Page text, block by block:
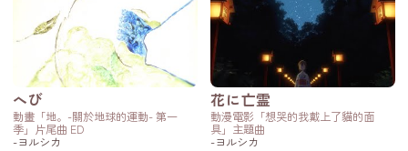
へび
動畫「地。-關於地球的運動- 第一
季」片尾曲 ED
-ヨルシカ
花に亡霊
動漫電影「想哭的我戴上了貓的面
具」主題曲
-ヨルシカ